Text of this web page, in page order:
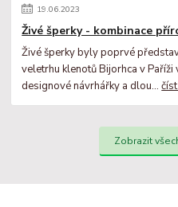
19.06.2023
Živé šperky - kombinace
Živé šperky byly poprvé
veletrhu klenotů Bijorhca v
designové návrhářky a dlou...
Zobrazit